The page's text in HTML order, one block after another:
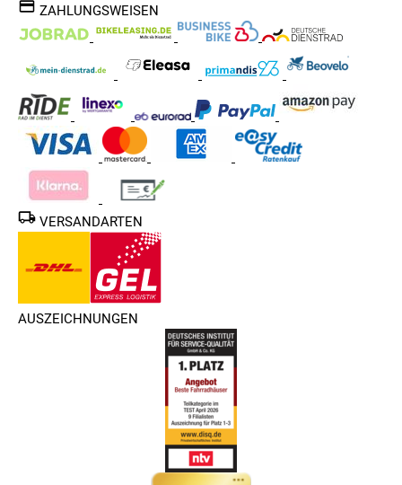
ZAHLUNGSWEISEN
VERSANDARTEN
AUSZEICHNUNGEN